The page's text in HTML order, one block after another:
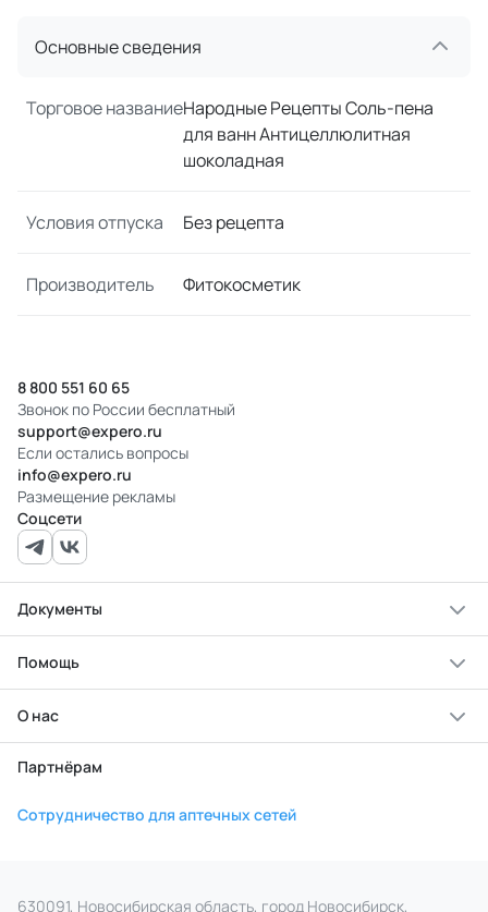
Основные сведения
Торговое названиеНародные Рецепты Соль-пена
для ванн Антицеллюлитная
шоколадная
Условия отпуска Без рецепта
Производитель Фитокосметик
8 800 551 60 65
Звонок по России бесплатный
support@expero.ru
Если остались вопросы
info@expero.ru
Размещение рекламы
Соцсети
Документы
Помощь
О нас
Партнёрам
Сотрудничество для аптечных сетей
630091, Новосибирская область, город Новосибирск,